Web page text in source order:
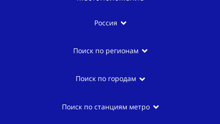
Россия
Поиск по регионам
Поиск по городам
Поиск по станциям метро